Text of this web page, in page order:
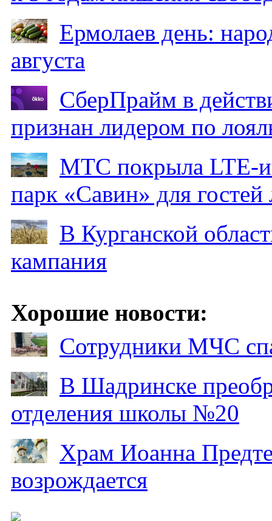
Ермолаев день:
августа
СберПрайм в
признан лидером по
МТС покрыла LTE-
парк «Савин» для гостей
В Курганской
кампания
Хорошие новости:
Сотрудники МЧС
В Шадринске
отделения школы №20
Храм Иоанна
возрождается